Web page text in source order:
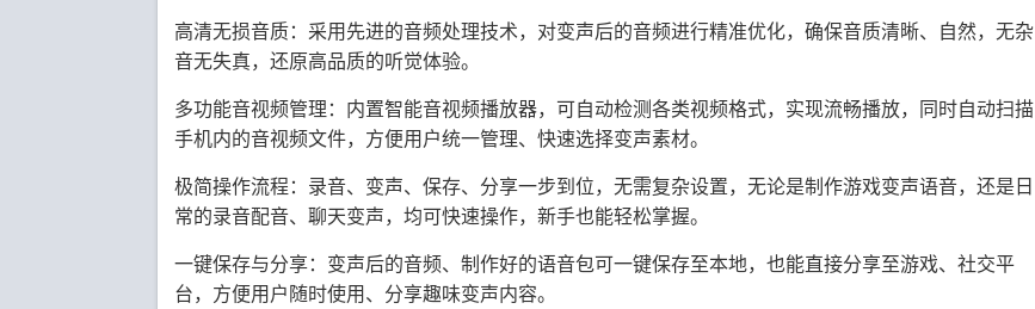
高清无损音质：采用先进的音频处理技术，对变声后的音频进行精准优化，确保音质清晰、自然，无杂
音无失真，还原高品质的听觉体验。
多功能音视频管理：内置智能音视频播放器，可自动检测各类视频格式，实现流畅播放，同时自动扫描
手机内的音视频文件，方便用户统一管理、快速选择变声素材。
极简操作流程：录音、变声、保存、分享一步到位，无需复杂设置，无论是制作游戏变声语音，还是日
常的录音配音、聊天变声，均可快速操作，新手也能轻松掌握。
一键保存与分享：变声后的音频、制作好的语音包可一键保存至本地，也能直接分享至游戏、社交平
台，方便用户随时使用、分享趣味变声内容。